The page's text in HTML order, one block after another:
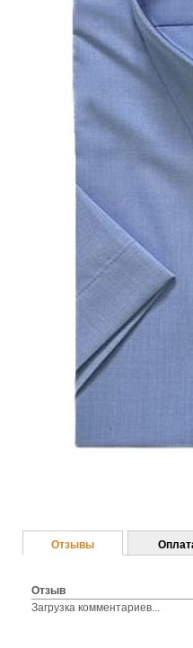
Отзывы
Отзыв
Загрузка комментариев...